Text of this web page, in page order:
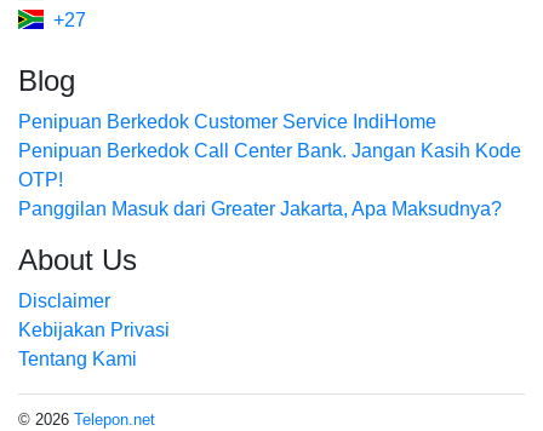
+27
Blog
Penipuan Berkedok Customer Service IndiHome
Penipuan Berkedok Call Center Bank. Jangan Kasih Kode
OTP!
Panggilan Masuk dari Greater Jakarta, Apa Maksudnya?
About Us
Disclaimer
Kebijakan Privasi
Tentang Kami
© 2026 Telepon.net